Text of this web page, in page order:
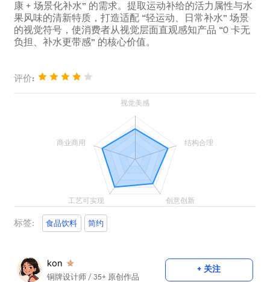
康 + 场景化补水” 的需求。提取运动补给的活力属性与水
果风味的清新特质，打造适配 “轻运动、日常补水” 场景
的视觉符号，使消费者从视觉层面直观感知产品 “0 卡无
负担、补水更带感” 的核心价值。
评价:
标签: 食品饮料 简约
kon
铜牌设计师 / 35+ 原创作品
+ 关注